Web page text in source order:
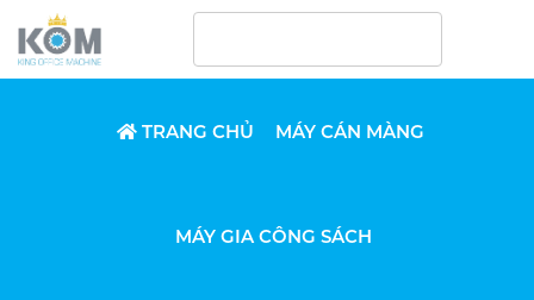
TRANG CHỦ MÁY CÁN MÀNG
MÁY GIA CÔNG SÁCH